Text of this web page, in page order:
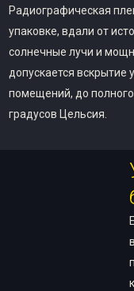
Радиографическая
упаковке, вдали от
солнечные лучи и
допускается вскрытие
помещений, до
градусов Цельсия.